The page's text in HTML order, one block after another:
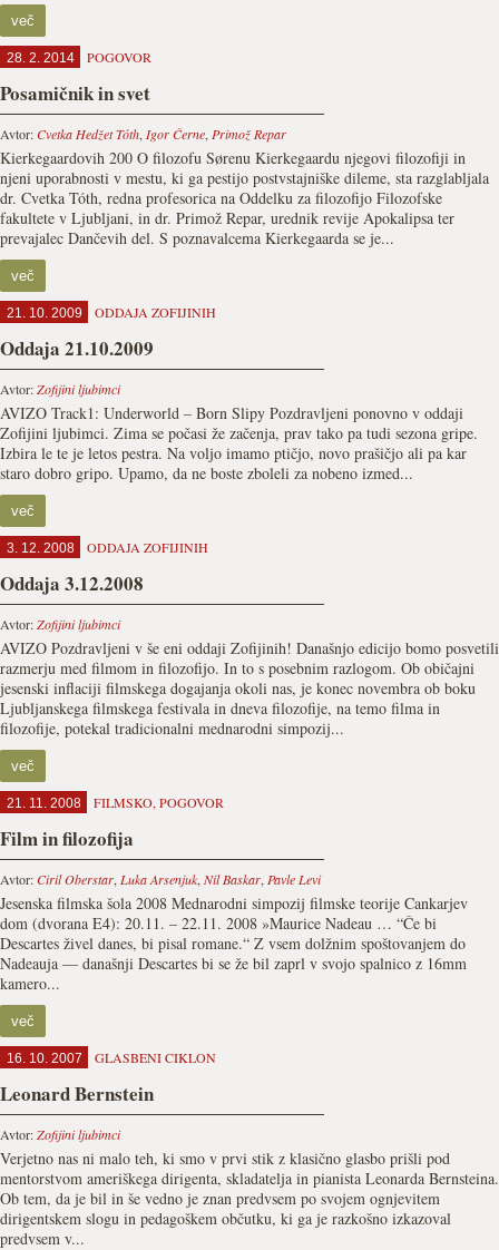
več
28. 2. 2014 POGOVOR
Posamičnik in svet
Avtor:Cvetka Hedžet Tóth, Igor Černe, Primož Repar
Kierkegaardovih 200 O filozofu Sørenu Kierkegaardu njegovi filozofiji in
njeni uporabnosti v mestu, ki ga pestijo postvstajniške dileme, sta razglabljala
dr. Cvetka Tóth, redna profesorica na Oddelku za filozofijo Filozofske
fakultete v Ljubljani, in dr. Primož Repar, urednik revije Apokalipsa ter
prevajalec Dančevih del. S poznavalcema Kierkegaarda se je...
več
21. 10. 2009 ODDAJA ZOFIJINIH
Oddaja 21.10.2009
Avtor:Zofijini ljubimci
AVIZO Track1: Underworld – Born Slipy Pozdravljeni ponovno v oddaji
Zofijini ljubimci. Zima se počasi že začenja, prav tako pa tudi sezona gripe.
Izbira le te je letos pestra. Na voljo imamo ptičjo, novo prašičjo ali pa kar
staro dobro gripo. Upamo, da ne boste zboleli za nobeno izmed...
več
3. 12. 2008 ODDAJA ZOFIJINIH
Oddaja 3.12.2008
Avtor:Zofijini ljubimci
AVIZO Pozdravljeni v še eni oddaji Zofijinih! Današnjo edicijo bomo posvetili
razmerju med filmom in filozofijo. In to s posebnim razlogom. Ob običajni
jesenski inflaciji filmskega dogajanja okoli nas, je konec novembra ob boku
Ljubljanskega filmskega festivala in dneva filozofije, na temo filma in
filozofije, potekal tradicionalni mednarodni simpozij...
več
21. 11. 2008 FILMSKO, POGOVOR
Film in filozofija
Avtor:Ciril Oberstar, Luka Arsenjuk, Nil Baskar, Pavle Levi
Jesenska filmska šola 2008 Mednarodni simpozij filmske teorije Cankarjev
dom (dvorana E4): 20.11. – 22.11. 2008 »Maurice Nadeau … “Če bi
Descartes živel danes, bi pisal romane.“ Z vsem dolžnim spoštovanjem do
Nadeauja — današnji Descartes bi se že bil zaprl v svojo spalnico z 16mm
kamero...
več
16. 10. 2007 GLASBENI CIKLON
Leonard Bernstein
Avtor:Zofijini ljubimci
Verjetno nas ni malo teh, ki smo v prvi stik z klasično glasbo prišli pod
mentorstvom ameriškega dirigenta, skladatelja in pianista Leonarda Bernsteina.
Ob tem, da je bil in še vedno je znan predvsem po svojem ognjevitem
dirigentskem slogu in pedagoškem občutku, ki ga je razkošno izkazoval
predvsem v...